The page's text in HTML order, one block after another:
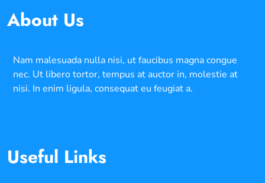
About Us
Nam malesuada nulla nisi, ut faucibus magna congue
nec. Ut libero tortor, tempus at auctor in, molestie at
nisi. In enim ligula, consequat eu feugiat a.
Useful Links